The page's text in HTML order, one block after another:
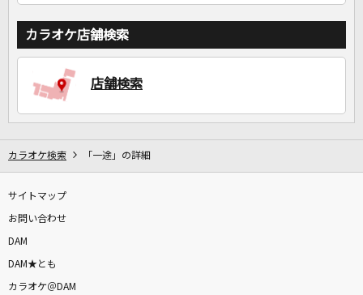
カラオケ店舗検索
店舗検索
カラオケ検索 「一途」の詳細
サイトマップ
お問い合わせ
DAM
DAM★とも
カラオケ＠DAM